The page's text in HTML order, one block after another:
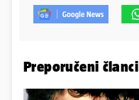
Preporučeni članci